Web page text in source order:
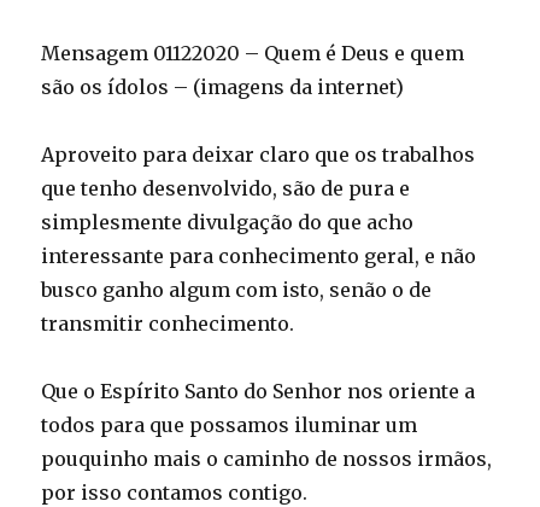
Mensagem 01122020 – Quem é Deus e quem
são os ídolos – (imagens da internet)
Aproveito para deixar claro que os trabalhos
que tenho desenvolvido, são de pura e
simplesmente divulgação do que acho
interessante para conhecimento geral, e não
busco ganho algum com isto, senão o de
transmitir conhecimento.
Que o Espírito Santo do Senhor nos oriente a
todos para que possamos iluminar um
pouquinho mais o caminho de nossos irmãos,
por isso contamos contigo.